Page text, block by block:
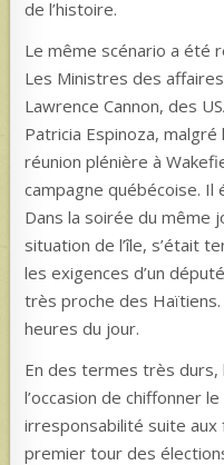
de l’histoire.
Le même scénario a été
Les Ministres des
Lawrence Cannon, des
Patricia Espinoza,
réunion plénière à
campagne québécoise. Il
Dans la soirée du même
situation de l’île, s’était
les exigences d’un
très proche des
heures du jour.
En des termes très durs,
l’occasion de chiffonner
irresponsabilité suite
premier tour des